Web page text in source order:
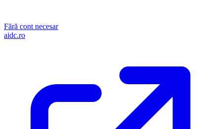
Fără cont necesar
aidc.ro